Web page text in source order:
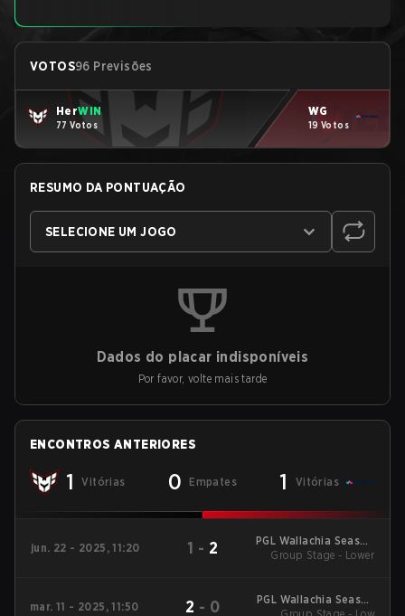
VOTOS96 Previsões
HerWIN
77 Votos
WG
19 Votos
RESUMO DA PONTUAÇÃO
SELECIONE UM JOGO
Dados do placar indisponíveis
Por favor, volte mais tarde
ENCONTROS ANTERIORES
1 Vitórias 0 Empates 1 Vitórias
jun. 22 - 2025, 11:20 1 - 2
PGL Wallachia Season
5
Group Stage - Lower
mar. 11 - 2025, 11:50 2 - 0
PGL Wallachia Season